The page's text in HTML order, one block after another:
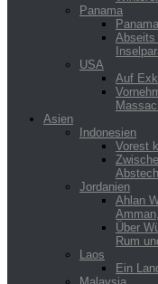
Panama
Abseits
USA
Auf
Asien
Indonesien
Vorest
Jordanien
Ahlan
Über
Rum
Laos
Ein